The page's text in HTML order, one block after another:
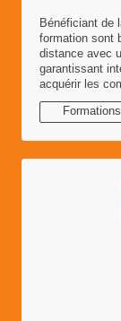
Bénéficiant de
formation sont
distance avec
garantissant
acquérir les